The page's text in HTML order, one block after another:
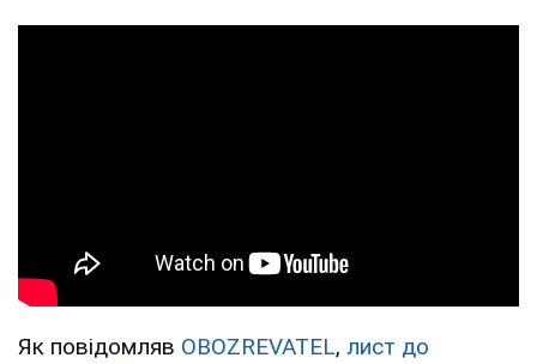
Як повідомляв OBOZREVATEL, лист до